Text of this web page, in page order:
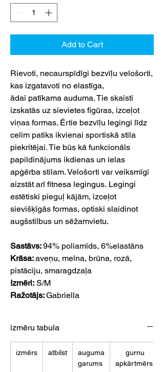
Add to Cart
Rievoti, necaurspīdīgi bezvīļu velošorti,
kas izgatavoti no elastīga,
ādai patīkama auduma. Tie skaisti
izskatās uz sievietes figūras, izceļot
viņas formas. Ērtie bezvīļu legingi līdz
celim patiks ikvienai sportiskā stila
piekritējai. Tie būs kā funkcionāls
papildinājums ikdienas un ielas
apģērba stilam. Velošorti var veiksmīgi
aizstāt arī fitnesa legingus. Legingi
estētiski pieguļ kājām, izceļot
sievišķīgās formas, optiski slaidinot
augšstilbus un sēžamvietu.
Sastāvs:94% poliamīds, 6%elastāns
Krāsa:aveņu, melna, brūna, rozā,
pistāciju, smaragdzaļa
Izmēri: S/M
Ražotājs:Gabriella
izmēru tabula
izmērs atbilst
auguma
garums
gurnu
apkārtmērs